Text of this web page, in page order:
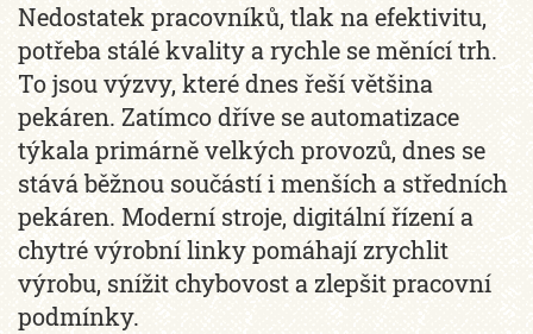
Nedostatek pracovníků, tlak na efektivitu,
potřeba stálé kvality a rychle se měnící trh.
To jsou výzvy, které dnes řeší většina
pekáren. Zatímco dříve se automatizace
týkala primárně velkých provozů, dnes se
stává běžnou součástí i menších a středních
pekáren. Moderní stroje, digitální řízení a
chytré výrobní linky pomáhají zrychlit
výrobu, snížit chybovost a zlepšit pracovní
podmínky.